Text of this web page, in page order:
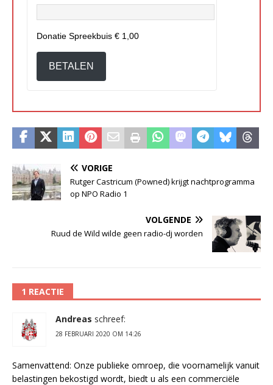
Donatie Spreekbuis € 1,00
BETALEN
VORIGE
Rutger Castricum (Powned) krijgt nachtprogramma
op NPO Radio 1
VOLGENDE
Ruud de Wild wilde geen radio-dj worden
1 REACTIE
Andreas schreef:
28 FEBRUARI 2020 OM 14:26
Samenvattend: Onze publieke omroep, die voornamelijk vanuit
belastingen bekostigd wordt, biedt u als een commerciële